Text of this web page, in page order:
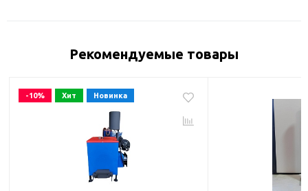
Рекомендуемые товары
-10% Хит Новинка